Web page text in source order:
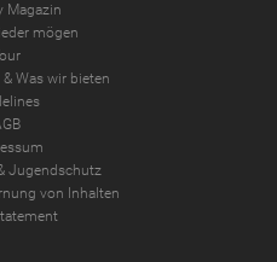
Magazin
mögen
& Was wir bieten
Jugendschutz
von Inhalten